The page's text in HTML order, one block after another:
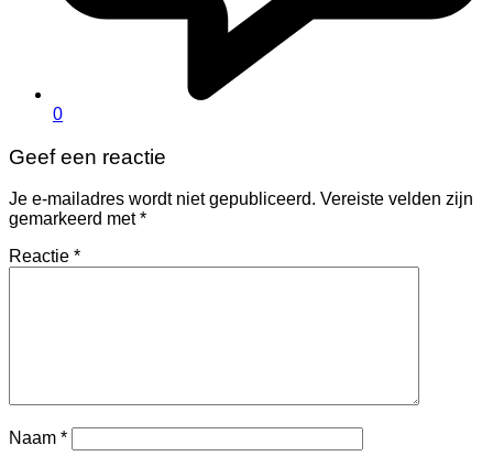
0
Geef een reactie
Je e-mailadres wordt niet gepubliceerd. Vereiste velden zijn
gemarkeerd met*
Reactie *
Naam *